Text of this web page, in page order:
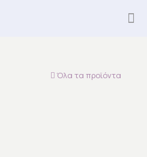
Όλα τα προϊόντα